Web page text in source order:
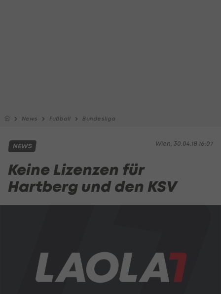
News Fußball Bundesliga
Wien, 30.04.18 16:07
NEWS
Keine Lizenzen für
Hartberg und den KSV